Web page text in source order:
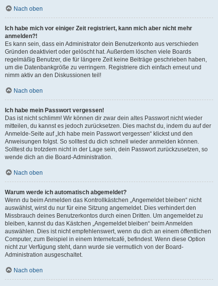
Nach oben
Ich habe mich vor einiger Zeit registriert, kann mich aber nicht mehr
anmelden?!
Es kann sein, dass ein Administrator dein Benutzerkonto aus verschieden
Gründen deaktiviert oder gelöscht hat. Außerdem löschen viele Boards
regelmäßig Benutzer, die für längere Zeit keine Beiträge geschrieben haben,
um die Datenbankgröße zu verringern. Registriere dich einfach erneut und
nimm aktiv an den Diskussionen teil!
Nach oben
Ich habe mein Passwort vergessen!
Das ist nicht schlimm! Wir können dir zwar dein altes Passwort nicht wieder
mitteilen, du kannst es jedoch zurücksetzen. Dies machst du, indem du auf der
Anmelde-Seite auf „Ich habe mein Passwort vergessen“ klickst und den
Anweisungen folgst. So solltest du dich schnell wieder anmelden können.
Solltest du trotzdem nicht in der Lage sein, dein Passwort zurückzusetzen, so
wende dich an die Board-Administration.
Nach oben
Warum werde ich automatisch abgemeldet?
Wenn du beim Anmelden das Kontrollkästchen „Angemeldet bleiben“ nicht
auswählst, wirst du nur für eine Sitzung angemeldet. Dies verhindert den
Missbrauch deines Benutzerkontos durch einen Dritten. Um angemeldet zu
bleiben, kannst du das Kästchen „Angemeldet bleiben“ beim Anmelden
auswählen. Dies ist nicht empfehlenswert, wenn du dich an einem öffentlichen
Computer, zum Beispiel in einem Internetcafé, befindest. Wenn diese Option
nicht zur Verfügung steht, dann wurde sie vermutlich von der Board-
Administration ausgeschaltet.
Nach oben